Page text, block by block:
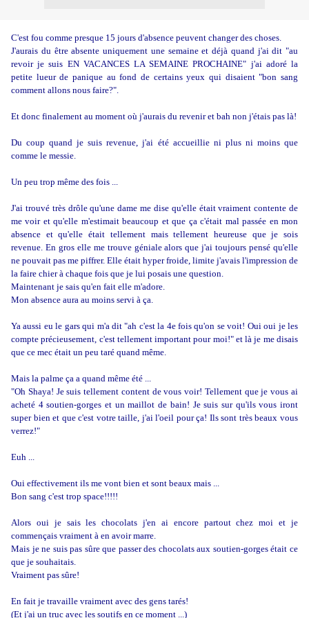
C'est fou comme presque 15 jours d'absence peuvent changer des choses.
J'aurais du être absente uniquement une semaine et déjà quand j'ai dit "au
revoir je suis EN VACANCES LA SEMAINE PROCHAINE" j'ai adoré la
petite lueur de panique au fond de certains yeux qui disaient "bon sang
comment allons nous faire?".
Et donc finalement au moment où j'aurais du revenir et bah non j'étais pas là!
Du coup quand je suis revenue, j'ai été accueillie ni plus ni moins que
comme le messie.
Un peu trop même des fois ...
J'ai trouvé très drôle qu'une dame me dise qu'elle était vraiment contente de
me voir et qu'elle m'estimait beaucoup et que ça c'était mal passée en mon
absence et qu'elle était tellement mais tellement heureuse que je sois
revenue. En gros elle me trouve géniale alors que j'ai toujours pensé qu'elle
ne pouvait pas me piffrer. Elle était hyper froide, limite j'avais l'impression de
la faire chier à chaque fois que je lui posais une question.
Maintenant je sais qu'en fait elle m'adore.
Mon absence aura au moins servi à ça.
Ya aussi eu le gars qui m'a dit "ah c'est la 4e fois qu'on se voit! Oui oui je les
compte précieusement, c'est tellement important pour moi!" et là je me disais
que ce mec était un peu taré quand même.
Mais la palme ça a quand même été ...
"Oh Shaya! Je suis tellement content de vous voir! Tellement que je vous ai
acheté 4 soutien-gorges et un maillot de bain! Je suis sur qu'ils vous iront
super bien et que c'est votre taille, j'ai l'oeil pour ça! Ils sont très beaux vous
verrez!"
Euh ...
Oui effectivement ils me vont bien et sont beaux mais ...
Bon sang c'est trop space!!!!!
Alors oui je sais les chocolats j'en ai encore partout chez moi et je
commençais vraiment à en avoir marre.
Mais je ne suis pas sûre que passer des chocolats aux soutien-gorges était ce
que je souhaitais.
Vraiment pas sûre!
En fait je travaille vraiment avec des gens tarés!
(Et j'ai un truc avec les soutifs en ce moment ...)